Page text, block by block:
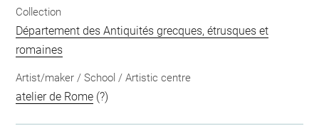
Collection
Département des Antiquités grecques, étrusques et
romaines
Artist/maker / School / Artistic centre
atelier de Rome (?)